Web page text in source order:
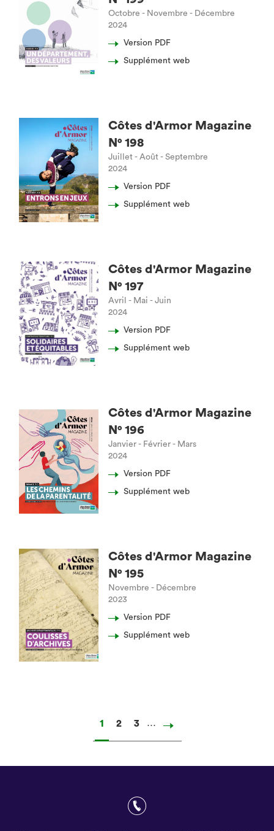
Octobre - Novembre - Décembre
2024
Version PDF
Supplément web
Côtes d'Armor Magazine
N° 198
Juillet - Août - Septembre
2024
Version PDF
Supplément web
Côtes d'Armor Magazine
N° 197
Avril - Mai - Juin
2024
Version PDF
Supplément web
Côtes d'Armor Magazine
N° 196
Janvier - Février - Mars
2024
Version PDF
Supplément web
Côtes d'Armor Magazine
N° 195
Novembre - Décembre
2023
Version PDF
Supplément web
Page
1 Page
2 Page
3 …
Page